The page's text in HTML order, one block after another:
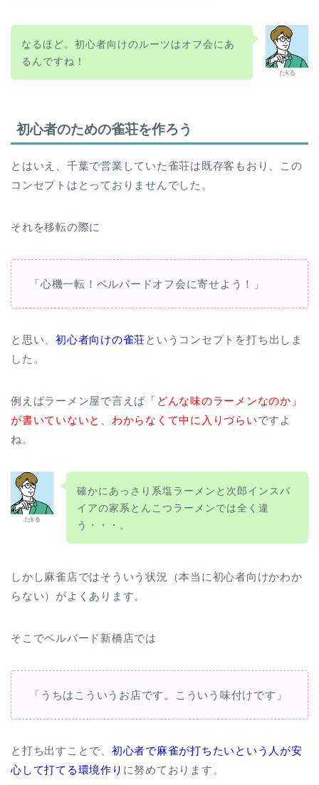
たkる
なるほど。初心者向けのルーツはオフ会にあ
るんですね！
初心者のための雀荘を作ろう
とはいえ、千葉で営業していた雀荘は既存客もおり、この
コンセプトはとっておりませんでした。
それを移転の際に
「心機一転！ベルバードオフ会に寄せよう！」
と思い、初心者向けの雀荘というコンセプトを打ち出しま
した。
例えばラーメン屋で言えば 「どんな味のラーメンなのか」
が書いていないと、わからなくて中に入りづらいですよ
ね。
たkる
確かにあっさり系塩ラーメンと次郎インスパ
イアの家系とんこつラーメンでは全く違
う・・・。
しかし麻雀店ではそういう状況（本当に初心者向けかわか
らない）がよくあります。
そこでベルバード新橋店では
「うちはこういうお店です。こういう味付けです」
と打ち出すことで、 初心者で麻雀が打ちたいという人が安
心して打てる環境作り に努めております。